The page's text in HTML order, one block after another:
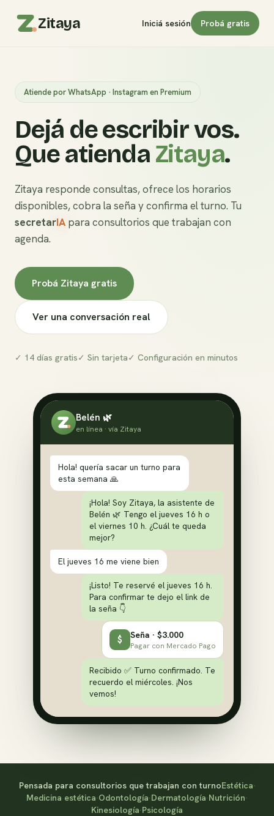
Zitaya Iniciá sesión Probá gratis
Atiende por WhatsApp · Instagram en Premium
Dejá de escribir vos.
Que atienda Zitaya.
Zitaya responde consultas, ofrece los horarios
disponibles, cobra la seña y confirma el turno. Tu
secretarIA para consultorios que trabajan con
agenda.
Probá Zitaya gratis
Ver una conversación real
✓ 14 días gratis✓ Sin tarjeta✓ Configuración en minutos
Belén 🌿
en línea · vía Zitaya
Hola! quería sacar un turno para
esta semana 🙏
¡Hola! Soy Zitaya, la asistente de
Belén 🌿 Tengo el jueves 16 h o
el viernes 10 h. ¿Cuál te queda
mejor?
El jueves 16 me viene bien
¡Listo! Te reservé el jueves 16 h.
Para confirmar te dejo el link de
la seña 👇
$ Seña · $3.000
Pagar con Mercado Pago
Recibido ✅ Turno confirmado. Te
recuerdo el miércoles. ¡Nos
vemos!
Pensada para consultorios que trabajan con turnoEstética·
Medicina estética·Odontología·Dermatología·Nutrición·
Kinesiología·Psicología